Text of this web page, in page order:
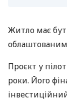
Житло має
Проєкт у
роки. Його